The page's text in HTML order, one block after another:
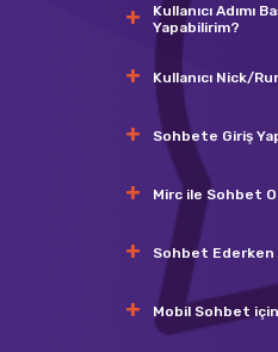
Kullanıcı Adımı
Yapabilirim?
Kullanıcı Nick/
Sohbete Giriş
Mirc ile Sohbet
Sohbet Ederken
Mobil Sohbet